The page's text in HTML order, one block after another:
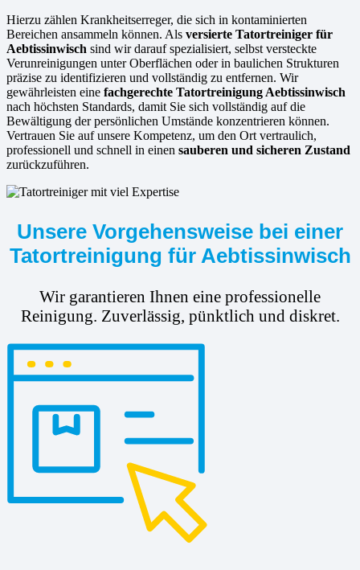
Hierzu zählen Krankheitserreger, die sich in kontaminierten
Bereichen ansammeln können. Als versierte Tatortreiniger für
Aebtissinwisch sind wir darauf spezialisiert, selbst versteckte
Verunreinigungen unter Oberflächen oder in baulichen Strukturen
präzise zu identifizieren und vollständig zu entfernen. Wir
gewährleisten eine fachgerechte Tatortreinigung Aebtissinwisch
nach höchsten Standards, damit Sie sich vollständig auf die
Bewältigung der persönlichen Umstände konzentrieren können.
Vertrauen Sie auf unsere Kompetenz, um den Ort vertraulich,
professionell und schnell in einen sauberen und sicheren Zustand
zurückzuführen.
Unsere Vorgehensweise bei einer
Tatortreinigung für Aebtissinwisch
Wir garantieren Ihnen eine professionelle
Reinigung. Zuverlässig, pünktlich und diskret.